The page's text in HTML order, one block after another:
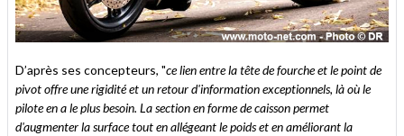
D’après ses concepteurs, "ce lien entre la tête de fourche et le point de
pivot offre une rigidité et un retour d'information exceptionnels, là où le
pilote en a le plus besoin. La section en forme de caisson permet
d'augmenter la surface tout en allégeant le poids et en améliorant la